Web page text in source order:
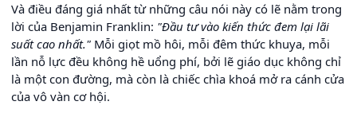
Và điều đáng giá nhất từ những câu nói này có lẽ nằm trong
lời của Benjamin Franklin: "Đầu tư vào kiến thức đem lại lãi
suất cao nhất." Mỗi giọt mồ hôi, mỗi đêm thức khuya, mỗi
lần nỗ lực đều không hề uổng phí, bởi lẽ giáo dục không chỉ
là một con đường, mà còn là chiếc chìa khoá mở ra cánh cửa
của vô vàn cơ hội.